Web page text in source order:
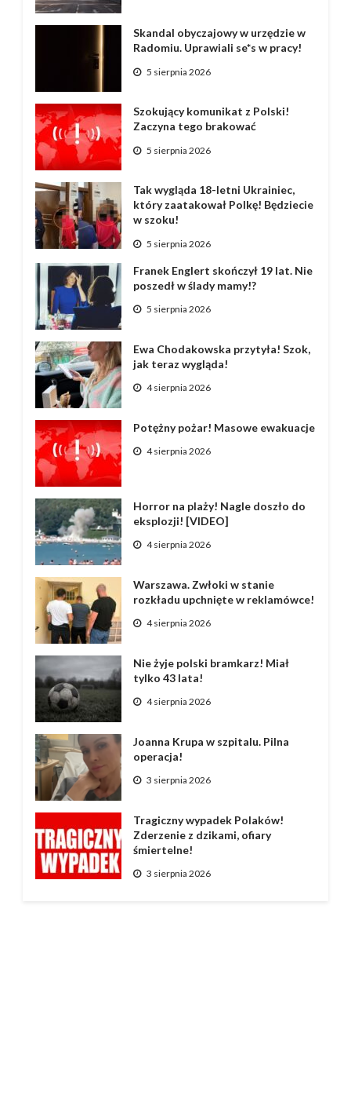
Skandal obyczajowy w urzędzie w
Radomiu. Uprawiali se*s w pracy!
5 sierpnia 2026
Szokujący komunikat z Polski!
Zaczyna tego brakować
5 sierpnia 2026
Tak wygląda 18-letni Ukrainiec,
który zaatakował Polkę! Będziecie
w szoku!
5 sierpnia 2026
Franek Englert skończył 19 lat. Nie
poszedł w ślady mamy!?
5 sierpnia 2026
Ewa Chodakowska przytyła! Szok,
jak teraz wygląda!
4 sierpnia 2026
Potężny pożar! Masowe ewakuacje
4 sierpnia 2026
Horror na plaży! Nagle doszło do
eksplozji! [VIDEO]
4 sierpnia 2026
Warszawa. Zwłoki w stanie
rozkładu upchnięte w reklamówce!
4 sierpnia 2026
Nie żyje polski bramkarz! Miał
tylko 43 lata!
4 sierpnia 2026
Joanna Krupa w szpitalu. Pilna
operacja!
3 sierpnia 2026
Tragiczny wypadek Polaków!
Zderzenie z dzikami, ofiary
śmiertelne!
3 sierpnia 2026